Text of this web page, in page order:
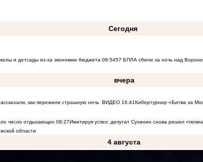
Сегодня
и детсады из-за экономии бюджета 08:5457 БПЛА сбили за ночь над
вчера
как пережили страшную ночь ВИДЕО 16:41Кибертурнир «Битва за
число отдыхающих 08:27Имитируя успех: депутат Сухинин снова решил
области
4 августа